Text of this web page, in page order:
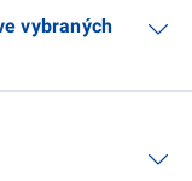
vybraných